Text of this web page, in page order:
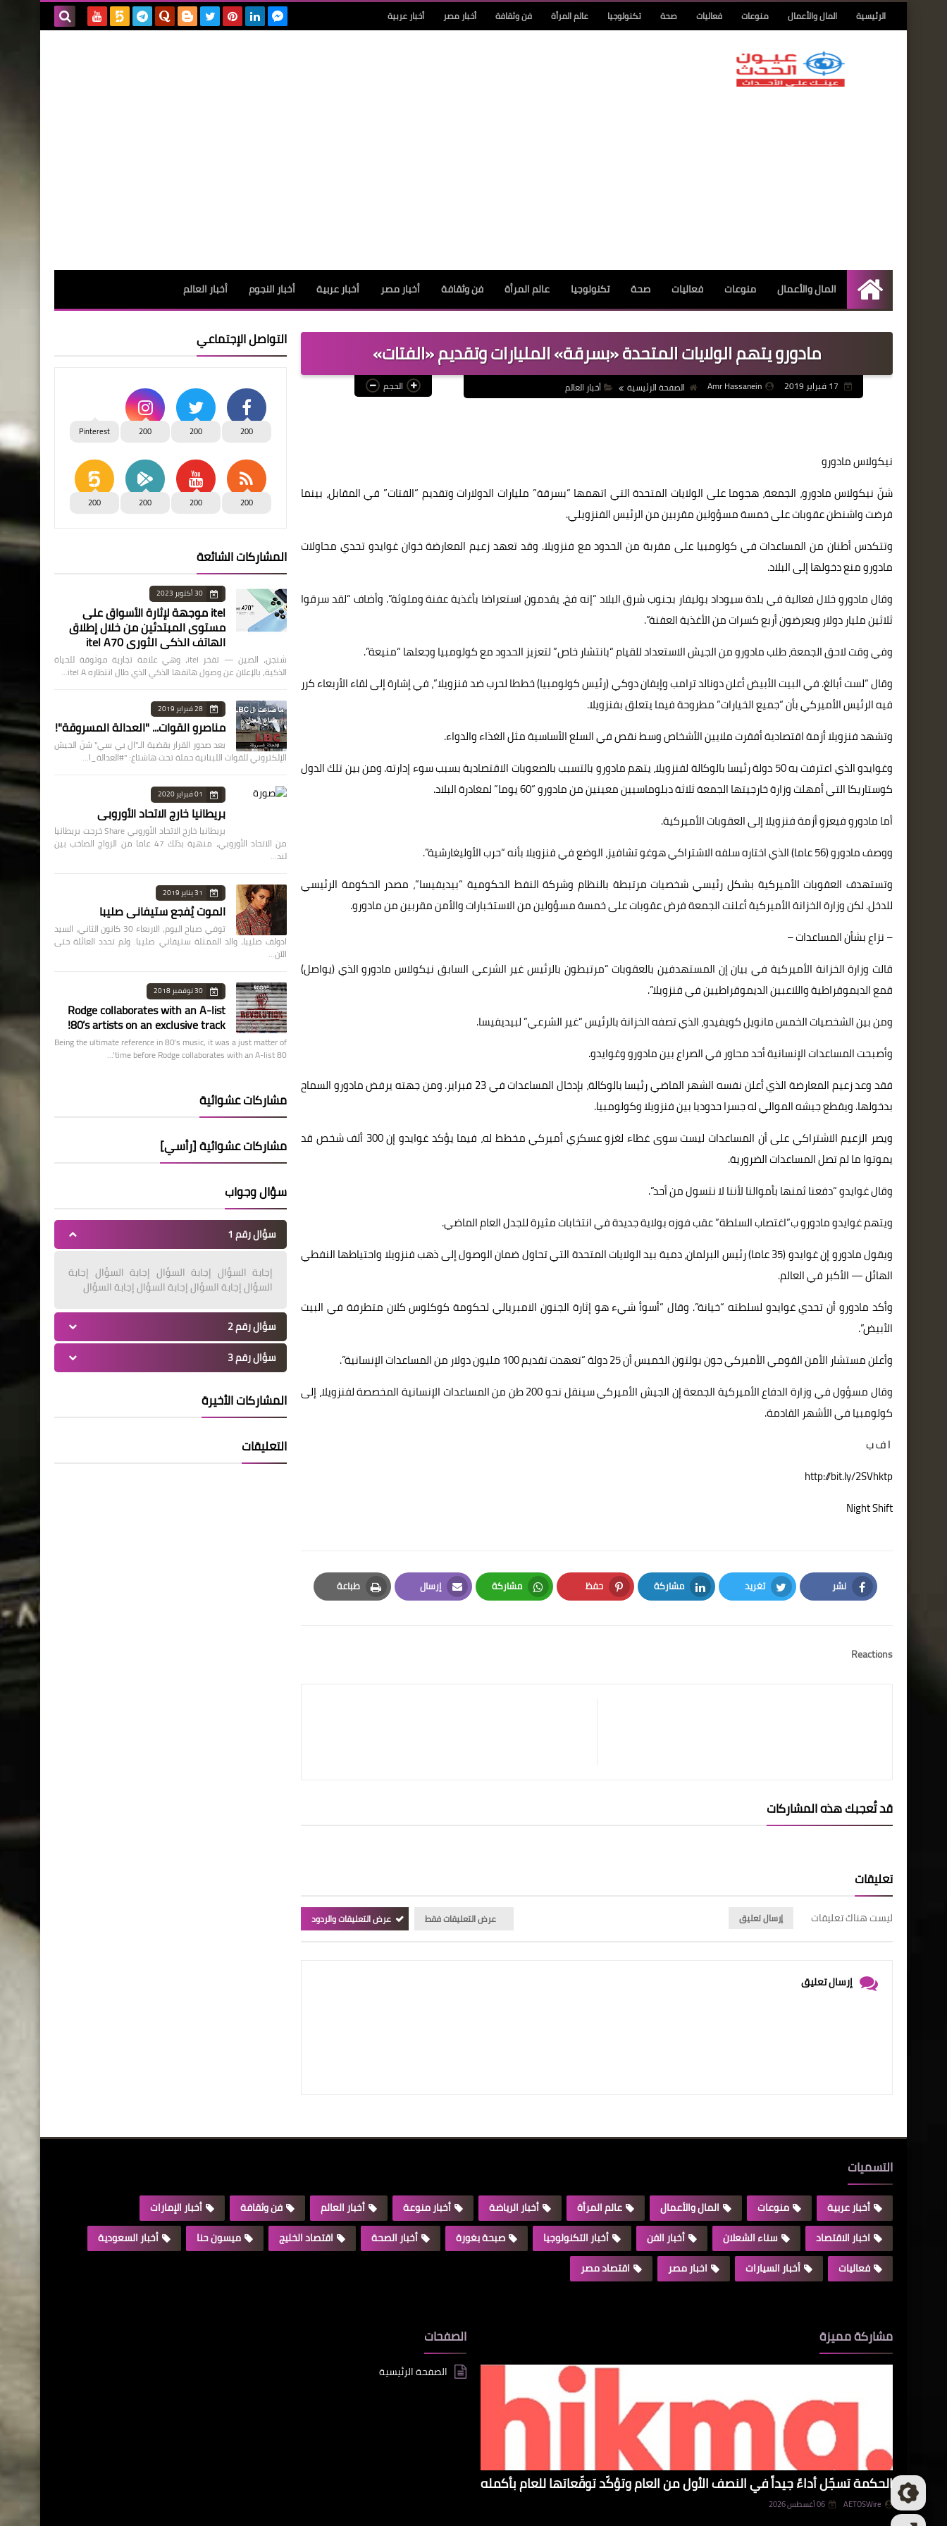
الرئيسية المال والأعمال منوعات فعاليات صحة تكنولوجيا عالم المرأة فن وثقافة أخبار مصر أخبار عربية
الرئيسية
المال والأعمال منوعات فعاليات صحة تكنولوجيا عالم المرأة فن وثقافة أخبار مصر أخبار عربية أخبار النجوم أخبار العالم
مادورو يتهم الولايات المتحدة «بسرقة» المليارات وتقديم «الفتات»
Amr Hassanein الصفحة الرئيسية أخبار العالم الحجم
نيكولاس مادورو
شنّ نيكولاس مادورو، الجمعة، هجوما على الولايات المتحدة التي اتهمها “بسرقة” مليارات الدولارات وتقديم “الفتات” في المقابل، بينما
فرضت واشنطن عقوبات على خمسة مسؤولين مقربين من الرئيس الفنزويلي.
وتتكدس أطنان من المساعدات في كولومبيا على مقربة من الحدود مع فنزويلا. وقد تعهد زعيم المعارضة خوان غوايدو تحدي محاولات
مادورو منع دخولها إلى البلاد.
وقال مادورو خلال فعالية في بلدة سيوداد بوليفار بجنوب شرق البلاد “إنه فخ، يقدمون استعراضا بأغذية عفنة وملوثة”. وأضاف “لقد سرقوا
ثلاثين مليار دولار ويعرضون أربع كسرات من الأغذية العفنة”.
وفي وقت لاحق الجمعة، طلب مادورو من الجيش الاستعداد للقيام “بانتشار خاص” لتعزيز الحدود مع كولومبيا وجعلها “منيعة”.
وقال “لست أبالغ. في البيت الأبيض أعلن دونالد ترامب وإيفان دوكي (رئيس كولومبيا) خططا لحرب ضد فنزويلا”، في إشارة إلى لقاء الأربعاء كرر
فيه الرئيس الأميركي بأن “جميع الخيارات” مطروحة فيما يتعلق بفنزويلا.
وتشهد فنزويلا أزمة اقتصادية أفقرت ملايين الأشخاص وسط نقص في السلع الأساسية مثل الغذاء والدواء.
وغوايدو الذي اعترفت به 50 دولة رئيسا بالوكالة لفنزويلا، يتهم مادورو بالتسبب بالصعوبات الاقتصادية بسبب سوء إدارته. ومن بين تلك الدول
كوستاريكا التي أمهلت وزارة خارجيتها الجمعة ثلاثة دبلوماسيين معينين من مادورو “60 يوما” لمغادرة البلاد.
أما مادورو فيعزو أزمة فنزويلا إلى العقوبات الأميركية.
ووصف مادورو (56 عاما) الذي اختاره سلفه الاشتراكي هوغو تشافيز، الوضع في فنزويلا بأنه “حرب الأوليغارشية”.
وتستهدف العقوبات الأميركية بشكل رئيسي شخصيات مرتبطة بالنظام وشركة النفط الحكومية “بيديفيسا”، مصدر الحكومة الرئيسي
للدخل. لكن وزارة الخزانة الأميركية أعلنت الجمعة فرض عقوبات على خمسة مسؤولين من الاستخبارات والأمن مقربين من مادورو.
– نزاع بشأن المساعدات –
قالت وزارة الخزانة الأميركية في بيان إن المستهدفين بالعقوبات “مرتبطون بالرئيس غير الشرعي السابق نيكولاس مادورو الذي (يواصل)
قمع الديموقراطية واللاعبين الديموقراطيين في فنزويلا”.
ومن بين الشخصيات الخمس مانويل كويفيدو، الذي تصفه الخزانة بالرئيس “غير الشرعي” لبيديفيسا.
وأصبحت المساعدات الإنسانية أحد محاور في الصراع بين مادورو وغوايدو.
فقد وعد زعيم المعارضة الذي أعلن نفسه الشهر الماضي رئيسا بالوكالة، بإدخال المساعدات في 23 فبراير. ومن جهته يرفض مادورو السماح
بدخولها. ويقطع جيشه الموالي له جسرا حدوديا بين فنزويلا وكولومبيا.
ويصر الزعيم الاشتراكي على أن المساعدات ليست سوى غطاء لغزو عسكري أميركي مخطط له، فيما يؤكد غوايدو إن 300 ألف شخص قد
يموتوا ما لم تصل المساعدات الضرورية.
وقال غوايدو “دفعنا ثمنها بأموالنا لأننا لا نتسول من أحد”.
ويتهم غوايدو مادورو ب”اغتصاب السلطة” عقب فوزه بولاية جديدة في انتخابات مثيرة للجدل العام الماضي.
ويقول مادورو إن غوايدو (35 عاما) رئيس البرلمان، دمية بيد الولايات المتحدة التي تحاول ضمان الوصول إلى ذهب فنزويلا واحتياطها النفطي
الهائل — الأكبر في العالم.
وأكد مادورو أن تحدي غوايدو لسلطته “خيانة”. وقال “أسوأ شيء هو إثارة الجنون الامبريالي لحكومة كوكلوس كلان متطرفة في البيت
الأبيض”.
وأعلن مستشار الأمن القومي الأميركي جون بولتون الخميس أن 25 دولة “تعهدت تقديم 100 مليون دولار من المساعدات الإنسانية”.
وقال مسؤول في وزارة الدفاع الأميركية الجمعة إن الجيش الأميركي سينقل نحو 200 طن من المساعدات الإنسانية المخصصة لفنزويلا، إلى
كولومبيا في الأشهر القادمة.
ا ف ب
http://bit.ly/2SVhktp
Night Shift
نشر
Facebook
تغريد
Twitter
مشاركة
LinkedIn
حفظ
Pinterest
مشاركة
Whatsapp
إرسال
Email
طباعة
Print
Reactions
قد تُعجبك هذه المشاركات
تعليقات
ليست هناك تعليقات إرسال تعليق عرض التعليقات فقط عرض التعليقات والردود
إرسال تعليق
التواصل الإجتماعي
200
200
200
Pinterest
200
200
200
200
المشاركات الشائعة
30 أكتوبر 2023
itel موجهة لإثارة الأسواق على
مستوى المبتدئين من خلال إطلاق
الهاتف الذكي الثوري itel A70
شنجن، الصين — تفخر itel، وهي علامة تجارية موثوقة للحياة
الذكية، بالإعلان عن وصول هاتفها الذكي الذي طال انتظاره itel A…
28 فبراير 2019
مناصرو القوات... "العدالة المسروقة"!
بعد صدور القرار بقضية الـ"ال بي سي" شنّ الجيش
الإلكتروني للقوات اللبنانية حملة تحت هاشتاغ: "#العدالة_ا…
01 فبراير 2020
بريطانيا خارج الاتحاد الأوروبي
بريطانيا خارج الاتحاد الأوروبي Share خرجت بريطانيا
من الاتحاد الأوروبي، منهية بذلك 47 عاما من الزواج الصاخب بين
لند…
31 يناير 2019
الموت يُفجع ستيفاني صليبا
توفي صباح اليوم، الاربعاء 30 كانون الثاني، السيد
ادولف صليبا، والد الممثلة ستيفاني صليبا. ولم تحدد العائلة حتى
الآن…
30 نوفمبر 2018
Rodge collaborates with an A-list
80’s artists on an exclusive track!
Being the ultimate reference in 80’s music, it was a just matter of
time before Rodge collaborates with an A-list 80’…
مشاركات عشوائية
مشاركات عشوائية [رأسي]
سؤال وجواب
سؤال رقم 1
إجابة السؤال إجابة السؤال إجابة السؤال إجابة
السؤال إجابة السؤال إجابة السؤال إجابة السؤال
سؤال رقم 2
سؤال رقم 3
المشاركات الأخيرة
التعليقات
التسميات
أخبار عربية منوعات المال والأعمال عالم المرأة أخبار الرياضة أخبار منوعة أخبار العالم فن وثقافة
أخبار الإمارات
اخبار الاقتصاد
سناء الشعلان أخبار الفن أخبار التكنولوجيا صبحة بغورة أخبار الصحة اقتصاد الخليج ميسون حنا
أخبار السعودية
فعاليات
أخبار السيارات اخبار مصر اقتصاد مصر
مشاركة مميزة
الحكمة تسجّل أداءً جيداً في النصف الأول من العام وتؤكّد توقّعاتها للعام بأكمله
AETOSWire 06 أغسطس 2026
الصفحات
الصفحة الرئيسية